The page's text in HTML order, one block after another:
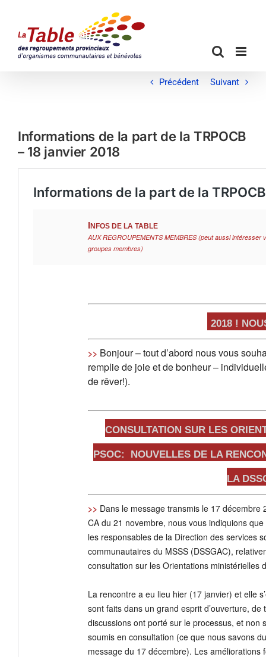
contenu
Précédent Suivant
Informations de la part de la TRPOCB
– 18 janvier 2018